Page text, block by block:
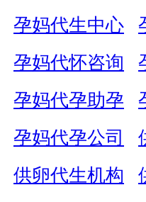
孕妈代生中心
孕妈代怀咨询
孕妈代孕助孕
孕妈代孕公司
供卵代生机构